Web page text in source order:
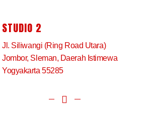
STUDIO 2
Jl. Siliwangi (Ring Road Utara)
Jombor, Sleman, Daerah Istimewa
Yogyakarta 55285